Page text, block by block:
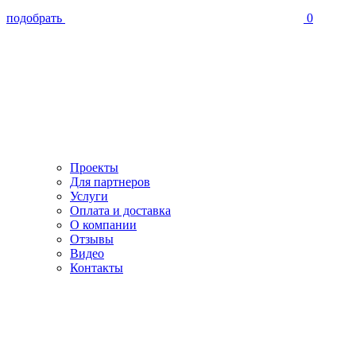
подобрать 0
Проекты
Для партнеров
Услуги
Оплата и доставка
О компании
Отзывы
Видео
Контакты